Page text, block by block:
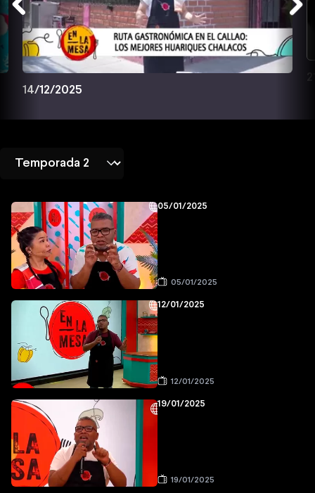
14/12/2025
05/01/2025
05/01/2025
12/01/2025
12/01/2025
19/01/2025
19/01/2025